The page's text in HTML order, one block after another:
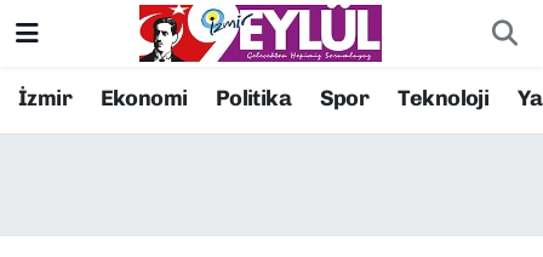
İzmir Ekonomi Politika Spor Teknoloji
Resmi İlanlar
Konak Nöbetçi Eczaneler